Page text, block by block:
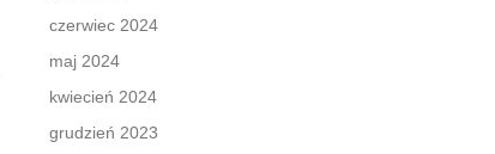
czerwiec 2024
maj 2024
kwiecień 2024
grudzień 2023